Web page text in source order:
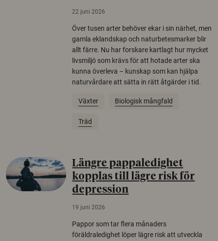
22 juni 2026
Över tusen arter behöver ekar i sin närhet, men
gamla eklandskap och naturbetesmarker blir
allt färre. Nu har forskare kartlagt hur mycket
livsmiljö som krävs för att hotade arter ska
kunna överleva – kunskap som kan hjälpa
naturvårdare att sätta in rätt åtgärder i tid.
Växter Biologisk mångfald
Träd
Längre pappaledighet
kopplas till lägre risk för
depression
19 juni 2026
Pappor som tar flera månaders
föräldraledighet löper lägre risk att utveckla